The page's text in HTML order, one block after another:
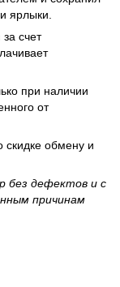
ярлыки.
счет
при наличии
от
обмену и
без дефектов и с
причинам